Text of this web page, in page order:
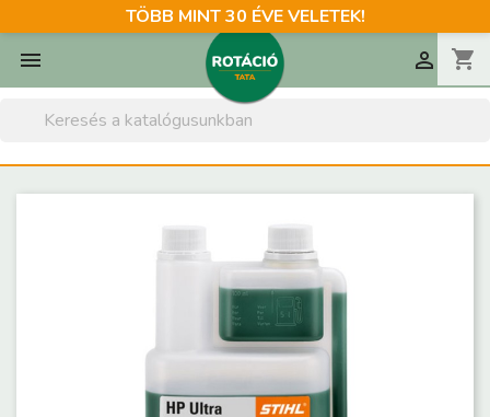
TÖBB MINT 30 ÉVE VELETEK!
 shopping_cart
